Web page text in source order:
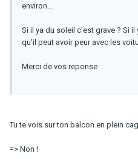
environ...
Si il ya du soleil c'est grave ? Si
qu'il peut avoir peur avec les
Merci de vos reponse
Tu te vois sur ton balcon en plein
=> Non !